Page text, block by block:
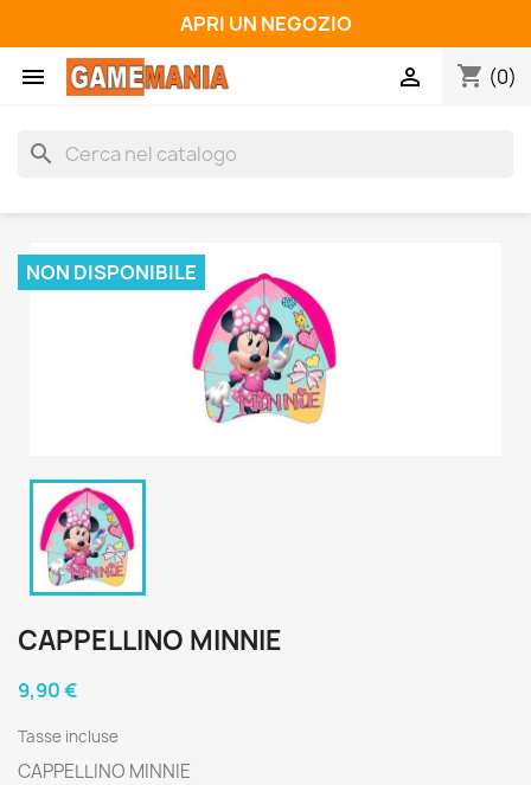
APRI UN NEGOZIO
 shopping_cart (0)

search
NON DISPONIBILE
CAPPELLINO MINNIE
9,90 €
Tasse incluse
CAPPELLINO MINNIE